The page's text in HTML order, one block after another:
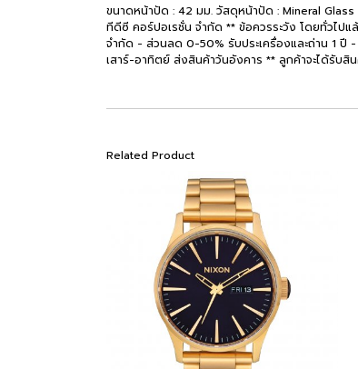
ขนาดหน้าปัด : 42 มม. วัสดุหน้าปัด : Mineral
ทีดีซี คอร์ปอเรชั่น จำกัด ** ข้อควรระวัง โดยทั่วไปแ
จำกัด - ส่วนลด 0-50% รับประเครื่องและถ่าน 1 ปี
เสาร์-อาทิตย์ ส่งสินค้าวันอังคาร ** ลูกค้าจะได้รับ
Related Product